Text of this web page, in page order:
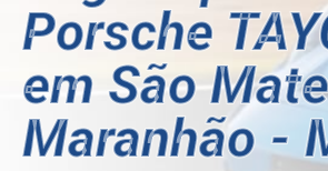
Porsche
em São
Maranhão -